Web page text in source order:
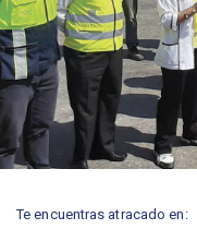
Te encuentras atracado en: